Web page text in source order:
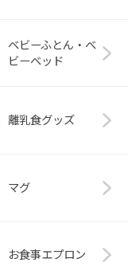
ベビーふとん・ベ
ビーベッド
離乳食グッズ
マグ
お食事エプロン